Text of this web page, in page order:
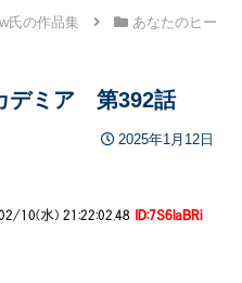
氏の作品集
あなたのヒー
デミア 第392話
2025年1月12日
10(水) 21:22:02.48 ID:7S6laBRi